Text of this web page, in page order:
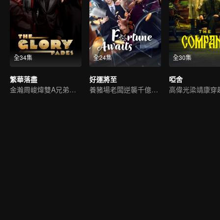
全34集
繁華落盡
金瀚周峻煒雙A兄弟闖江湖
全24集
好運將至
養豬場老闆逆襲千億富少
全30集
啞舍
高偉光梁靖康穿